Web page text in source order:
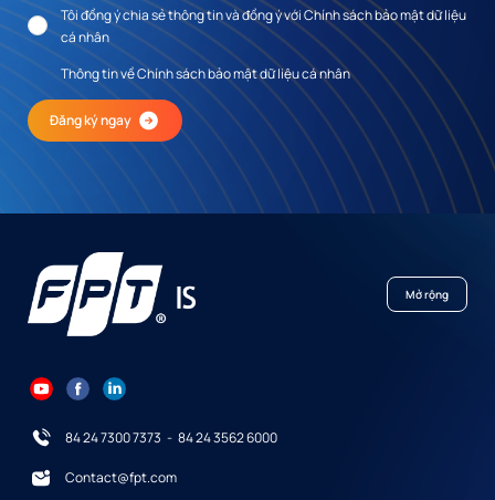
Tôi đồng ý chia sẻ thông tin và đồng ý với Chính sách bảo mật dữ liệu
cá nhân
Thông tin về Chính sách bảo mật dữ liệu cá nhân
Đăng ký ngay
Mở rộng
84 24 7300 7373 - 84 24 3562 6000
Contact@fpt.com